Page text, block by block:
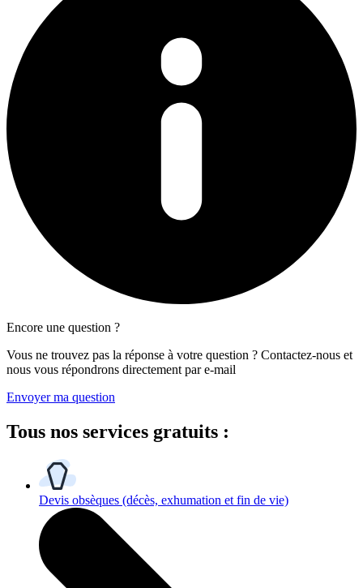
Encore une question ?
Vous ne trouvez pas la réponse à votre question ? Contactez-nous et
nous vous répondrons directement par e-mail
Envoyer ma question
Tous nos services gratuits :
Devis obsèques (décès, exhumation et fin de vie)